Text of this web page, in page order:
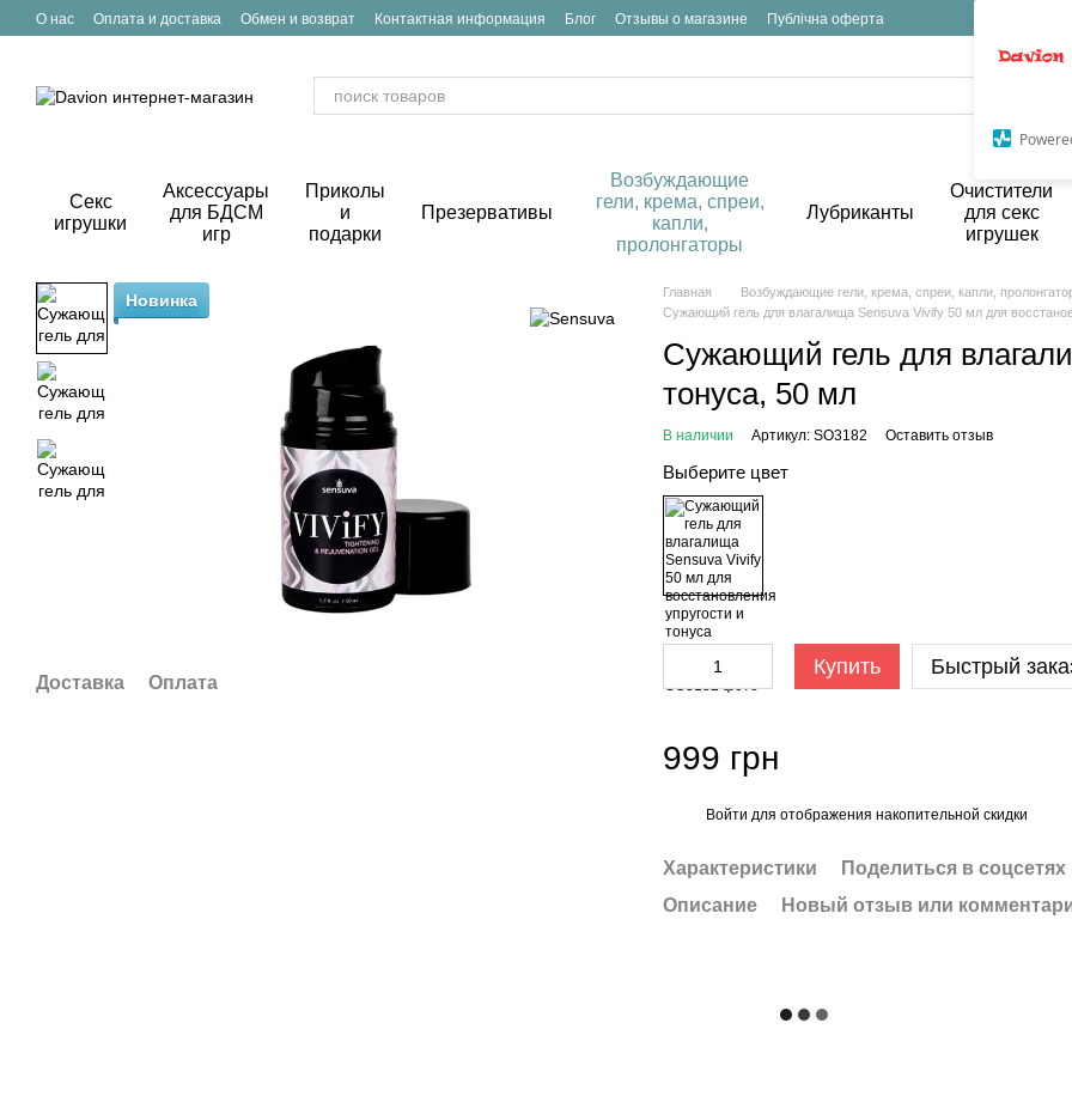
Перейти к основному контенту
О нас Оплата и доставка Обмен и возврат Контактная информация Блог Отзывы о магазине Публічна оферта
Секс
игрушки
Аксессуары
для БДСМ
игр
Приколы
и
подарки
Презервативы
Возбуждающие
гели, крема, спреи,
капли,
пролонгаторы
Лубриканты
Очистители
для секс
игрушек
Новинка
Доставка Оплата
Главная
Возбуждающие гели, крема, спреи, капли,
Сужающий гель для влагалища Sensuva Vivify 50 мл для
Сужающий гель для
тонуса, 50 мл
В наличии Артикул: SO3182 Оставить отзыв
Выберите цвет
Купить Быстрый
999 грн
Войти для отображения накопительной скидки
Характеристики
Поделиться в соцсетях
Описание
Новый отзыв или